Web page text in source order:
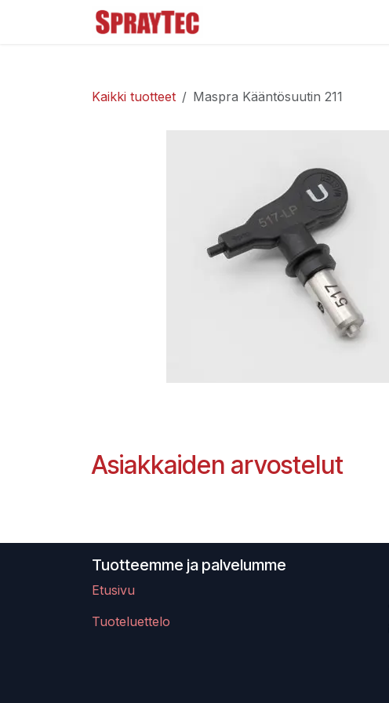
Kaikki tuotteet Maspra Kääntösuutin 211
Asiakkaiden arvostelut
Tuotteemme ja palvelumme
Etusivu
Tuoteluettelo